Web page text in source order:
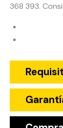
368 393.